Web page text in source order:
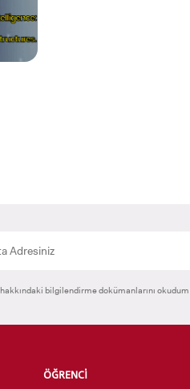
hakkındaki bilgilendirme dokümanlarını
ÖĞRENCİ